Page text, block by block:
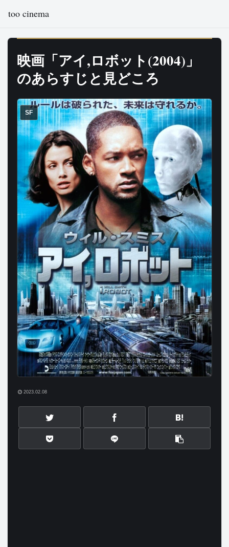
too cinema
映画「アイ,ロボット(2004)」
のあらすじと見どころ
SF
2023.02.08